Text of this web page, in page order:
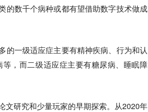
的数千个病种或都有望借助数字技术做成
的一级适应症主要有精神疾病、行为和认
，而二级适应症主要有糖尿病、睡眠障
文研究和少量玩家的早期探索。从2020年